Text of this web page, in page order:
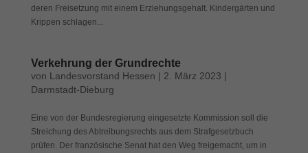
deren Freisetzung mit einem Erziehungsgehalt. Kindergärten und
Krippen schlagen...
Verkehrung der Grundrechte
von Landesvorstand Hessen | 2. März 2023 |
Darmstadt-Dieburg
Eine von der Bundesregierung eingesetzte Kommission soll die
Streichung des Abtreibungsrechts aus dem Strafgesetzbuch
prüfen. Der französische Senat hat den Weg freigemacht, um in